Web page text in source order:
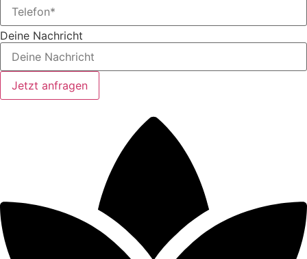
Deine Nachricht
Jetzt anfragen